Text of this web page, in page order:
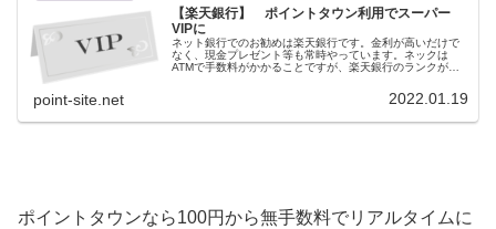
【楽天銀行】 ポイントタウン利用でスーパー
VIPに
ネット銀行でのお勧めは楽天銀行です。金利が高いだけで
なく、現金プレゼント等も常時やっています。ネックは
ATMで手数料がかかることですが、楽天銀行のランクがあ
えるポイントも、３ポイントになります。ポイントタウン
を利用したランクアップ方法について記載。
point-site.net 2022.01.19
ポイントタウンなら100円から無手数料でリアルタイムに